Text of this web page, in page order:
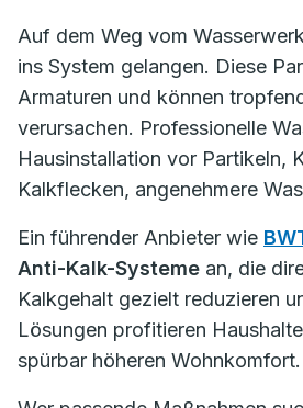
Auf dem Weg vom
ins System gelangen. Diese
Armaturen und können
verursachen. Professionelle
Hausinstallation vor Partikeln,
Kalkflecken, angenehmere
Ein führender Anbieter wie
Anti-Kalk-Systeme an, die
Kalkgehalt gezielt reduzieren
Lösungen profitieren
spürbar höheren Wohnkomfort.